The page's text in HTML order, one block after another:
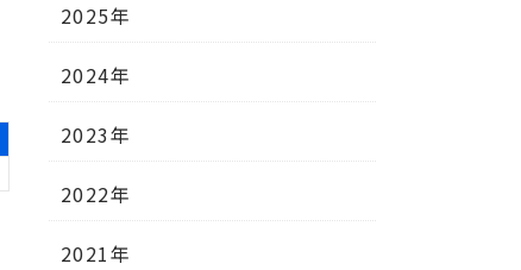
2025年
2024年
2023年
2022年
2021年